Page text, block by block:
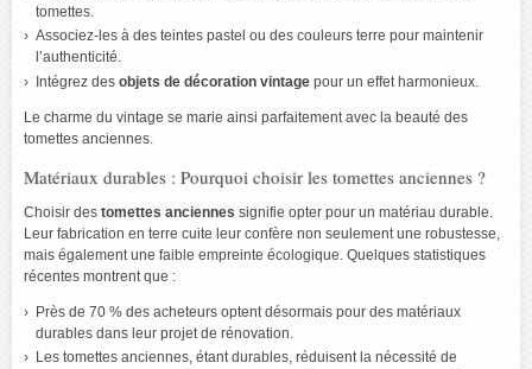
tomettes.
Associez-les à des teintes pastel ou des couleurs terre pour maintenir
l’authenticité.
Intégrez des objets de décoration vintagepour un effet harmonieux.
Le charme du vintage se marie ainsi parfaitement avec la beauté des
tomettes anciennes.
Matériaux durables : Pourquoi choisir les tomettes anciennes ?
Choisir des tomettes anciennes signifie opter pour un matériau durable.
Leur fabrication en terre cuite leur confère non seulement une robustesse,
mais également une faible empreinte écologique. Quelques statistiques
récentes montrent que :
Près de 70 % des acheteurs optent désormais pour des matériaux
durables dans leur projet de rénovation.
Les tomettes anciennes, étant durables, réduisent la nécessité de